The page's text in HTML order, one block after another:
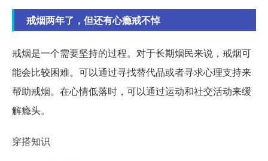
戒烟两年了，但还有心瘾戒不悼
戒烟是一个需要坚持的过程。对于长期烟民来说，戒烟可
能会比较困难。可以通过寻找替代品或者寻求心理支持来
帮助戒烟。在心情低落时，可以通过运动和社交活动来缓
解瘾头。
穿搭知识